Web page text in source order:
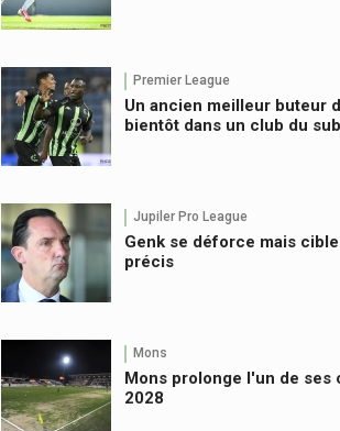
Premier League
Un ancien meilleur buteur
bientôt dans un club du
Jupiler Pro League
Genk se déforce mais
précis
Mons
Mons prolonge l'un de ses
2028